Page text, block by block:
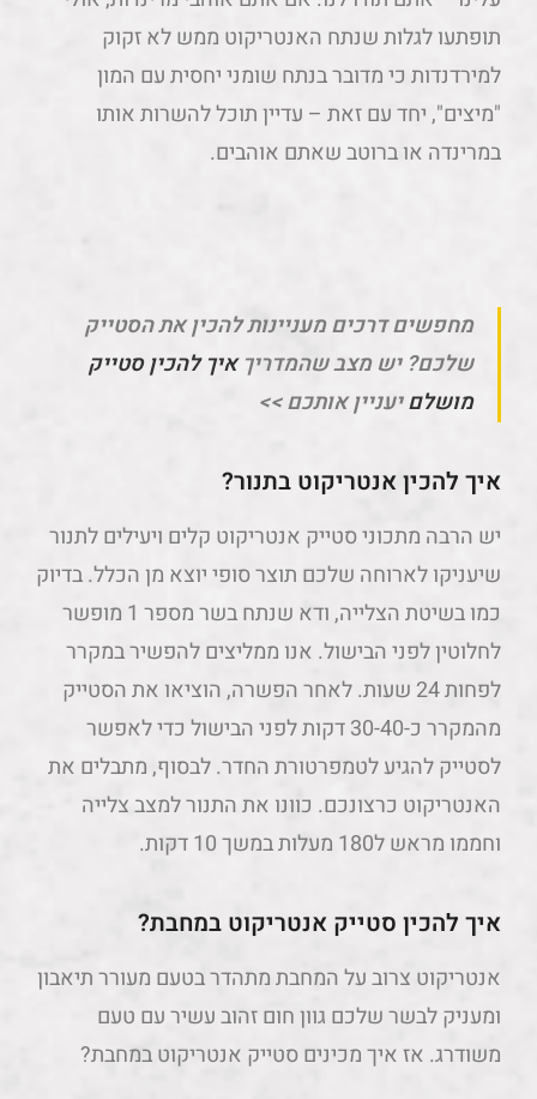
תופתעו לגלות שנתח האנטריקוט ממש לא זקוק
למירדנדות כי מדובר בנתח שומני יחסית עם המון
"מיצים", יחד עם זאת – עדיין תוכל להשרות אותו
במרינדה או ברוטב שאתם אוהבים.
מחפשים דרכים מעניינות להכין את הסטייק
שלכם? יש מצב שהמדריךאיך להכין סטייק
מושלםיעניין אותכם >>
איך להכין אנטריקוט בתנור?
יש הרבה מתכוני סטייק אנטריקוט קלים ויעילים לתנור
שיעניקו לארוחה שלכם תוצר סופי יוצא מן הכלל. בדיוק
כמו בשיטת הצלייה, ודא שנתח בשר מספר 1 ​​מופשר
לחלוטין לפני הבישול. אנו ממליצים להפשיר במקרר
לפחות 24 שעות. לאחר הפשרה, הוציאו את הסטייק
מהמקרר כ-30-40 דקות לפני הבישול כדי לאפשר
לסטייק להגיע לטמפרטורת החדר. לבסוף, מתבלים את
האנטריקוט כרצונכם. כוונו את התנור למצב צלייה
וחממו מראש ל180 מעלות במשך 10 דקות.
איך להכין סטייק אנטריקוט במחבת?
אנטריקוט צרוב על המחבת מתהדר בטעם מעורר תיאבון
ומעניק לבשר שלכם גוון חום זהוב עשיר עם טעם
משודרג. אז איך מכינים סטייק אנטריקוט במחבת?